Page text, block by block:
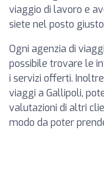
viaggio di lavoro e
siete nel posto
Ogni agenzia di
possibile trovare le
i servizi offerti.
viaggi a Gallipoli,
valutazioni di altri
modo da poter